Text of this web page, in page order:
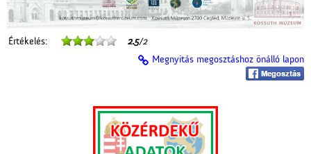
Értékelés: 2.5/2
Megnyitás megosztáshoz önálló lapon